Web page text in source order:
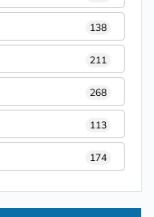
138
211
268
113
174